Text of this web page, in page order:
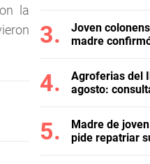
la
Joven
madre
Agroferias del
agosto:
Madre de
pide repatriar